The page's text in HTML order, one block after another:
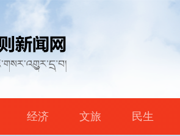
经济 文旅 民生